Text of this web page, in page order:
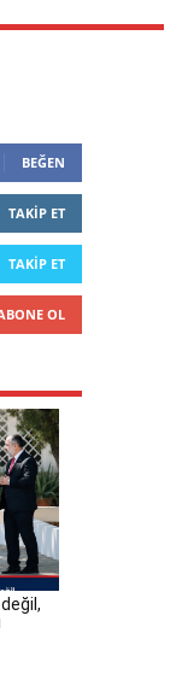
BEĞEN
TAKIP ET
TAKIP ET
OL